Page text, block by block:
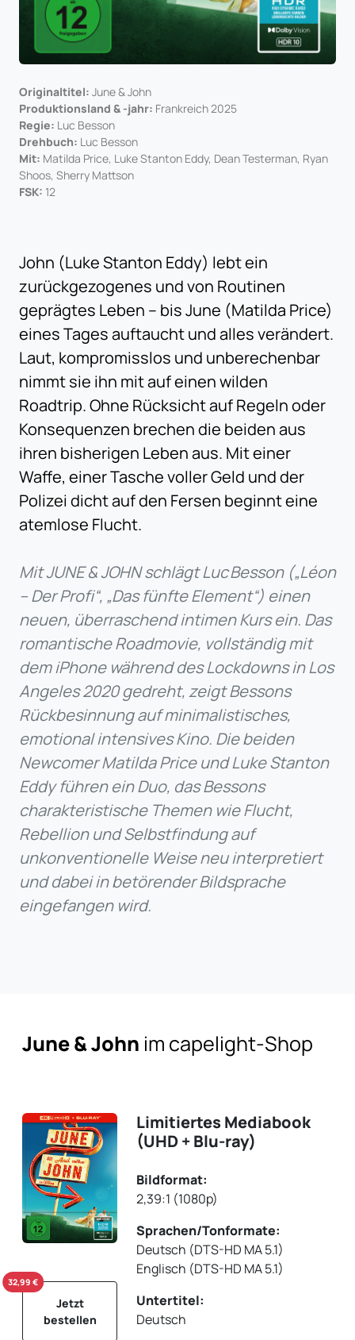
Originaltitel: June & John
Produktionsland & -jahr: Frankreich 2025
Regie: Luc Besson
Drehbuch: Luc Besson
Mit: Matilda Price, Luke Stanton Eddy, Dean Testerman, Ryan
Shoos, Sherry Mattson
FSK: 12
John (Luke Stanton Eddy) lebt ein
zurückgezogenes und von Routinen
geprägtes Leben – bis June (Matilda Price)
eines Tages auftaucht und alles verändert.
Laut, kompromisslos und unberechenbar
nimmt sie ihn mit auf einen wilden
Roadtrip. Ohne Rücksicht auf Regeln oder
Konsequenzen brechen die beiden aus
ihren bisherigen Leben aus. Mit einer
Waffe, einer Tasche voller Geld und der
Polizei dicht auf den Fersen beginnt eine
atemlose Flucht.
Mit JUNE & JOHN schlägt Luc Besson („Léon
– Der Profi“, „Das fünfte Element“) einen
neuen, überraschend intimen Kurs ein. Das
romantische Roadmovie, vollständig mit
dem iPhone während des Lockdowns in Los
Angeles 2020 gedreht, zeigt Bessons
Rückbesinnung auf minimalistisches,
emotional intensives Kino. Die beiden
Newcomer Matilda Price und Luke Stanton
Eddy führen ein Duo, das Bessons
charakteristische Themen wie Flucht,
Rebellion und Selbstfindung auf
unkonventionelle Weise neu interpretiert
und dabei in betörender Bildsprache
eingefangen wird.
June & John im capelight-Shop
Jetzt
bestellen
32,99 €
Limitiertes Mediabook
(UHD + Blu-ray)
Bildformat:
2,39:1 (1080p)
Sprachen/Tonformate:
Deutsch (DTS-HD MA 5.1)
Englisch (DTS-HD MA 5.1)
Untertitel:
Deutsch